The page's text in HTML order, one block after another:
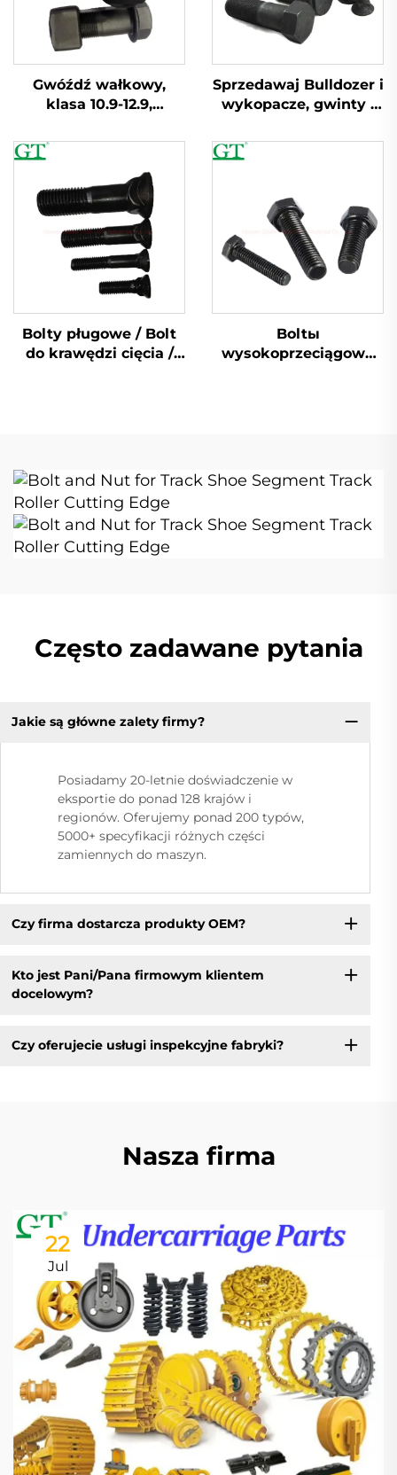
Gwóźdź wałkowy,
klasa 10.9-12.9,
Sprzedawaj Bulldozer i
wykopacze, gwinty i
tarczy torowej, ostrza
Bolty pługowe / Bolt
do krawędzi cięcia /
Boltы
wysokoprzeciągowe
Często zadawane pytania
Jakie są główne zalety firmy?
Posiadamy 20-letnie doświadczenie w
eksportie do ponad 128 krajów i
regionów. Oferujemy ponad 200 typów,
5000+ specyfikacji różnych części
zamiennych do maszyn.
Czy firma dostarcza produkty OEM?
Kto jest Pani/Pana firmowym klientem
docelowym?
Czy oferujecie usługi inspekcyjne fabryki?
Nasza firma
22
Jul